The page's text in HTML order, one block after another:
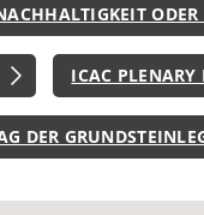
ICAC PLENARY
DER